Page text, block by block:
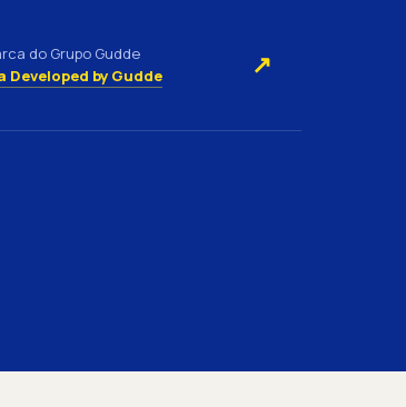
do Grupo Gudde
Developed by Gudde ↗